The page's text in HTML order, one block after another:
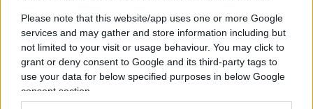
Please note that this website/app uses one or more Google
services and may gather and store information including but
not limited to your visit or usage behaviour. You may click to
grant or deny consent to Google and its third-party tags to
use your data for below specified purposes in below Google
consent section.
sarebbe seguita. Gli studiosi della società hanno
persino classificato la guerra come qualcosa
d’immanente e connaturata all’indole umana
oppure come una specie di perturbazione ciclica
dello stato di relativa quiete tra i popoli, per non